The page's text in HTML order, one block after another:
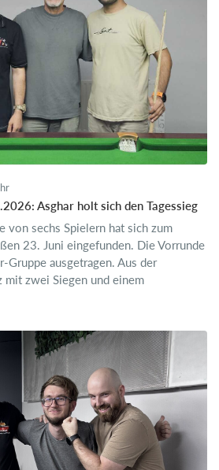
Asghar holt sich den Tagessieg
von sechs Spielern hat sich zum
23. Juni eingefunden. Die Vorrunde
Gruppe ausgetragen. Aus der
mit zwei Siegen und einem